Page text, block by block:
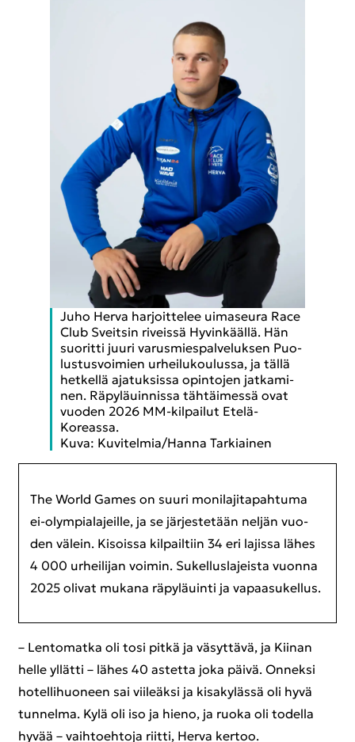
Juho Herva har­joit­te­lee ui­ma­seu­ra Race
Club Sveit­sin ri­veis­sä Hy­vin­kääl­lä. Hän
suo­rit­ti juuri va­rus­mies­pal­ve­luk­sen Puo­
lus­tus­voi­mien ur­hei­lu­kou­lus­sa, ja tällä
het­kel­lä aja­tuk­sis­sa opin­to­jen jat­ka­mi­
nen. Rä­py­lä­uin­nis­sa täh­täi­mes­sä ovat
vuo­den 2026 MM-​kilpailut Etelä-​
Koreassa.
Kuva: Ku­vi­tel­mia/Hanna Tar­kiai­nen
The World Games on suuri mo­ni­la­ji­ta­pah­tu­ma
ei-​olympialajeille, ja se jär­jes­te­tään nel­jän vuo­
den vä­lein. Ki­sois­sa kil­pail­tiin 34 eri la­jis­sa lähes
4 000 ur­hei­li­jan voi­min. Su­kel­lus­la­jeis­ta vuon­na
2025 oli­vat mu­ka­na rä­py­lä­uin­ti ja va­paa­su­kel­lus.
– Len­to­mat­ka oli tosi pitkä ja vä­syt­tä­vä, ja Kii­nan
helle yl­lät­ti – lähes 40 as­tet­ta joka päivä. On­nek­si
ho­tel­li­huo­neen sai vii­leäk­si ja ki­sa­ky­läs­sä oli hyvä
tun­nel­ma. Kylä oli iso ja hieno, ja ruoka oli to­del­la
hyvää – vaih­toeh­to­ja riit­ti, Herva ker­too.